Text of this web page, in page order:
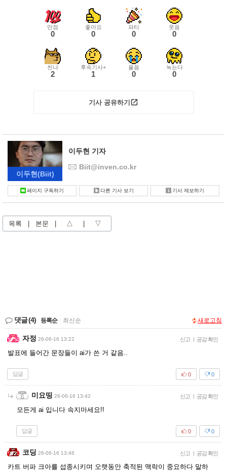
만점
0
좋아요
0
파티
0
웃음
0
씬나
2
후속기사+
1
울음
0
녹는다
0
기사 공유하기
이두현(Biit)
이두현 기자
Biit@inven.co.kr
페이지 구독하기 다른 기사 보기 기사 제보하기
목록 본문 △ ▽
댓글(4) 등록순 최신순 새로고침
자정 26-06-16 13:22 신고 | 공감 확인
발표에 들어간 문장들이 ai가 쓴 거 같음..
답글 0
0
미요띵 26-06-16 13:42 신고 | 공감 확인
모든게 ai 입니다 속지마세요!!
답글 0
0
코딩 26-06-16 13:46 신고 | 공감 확인
카트 버파 크아를 섭종시키며 오랫동안 축적된 맥락이 중요하다 말하